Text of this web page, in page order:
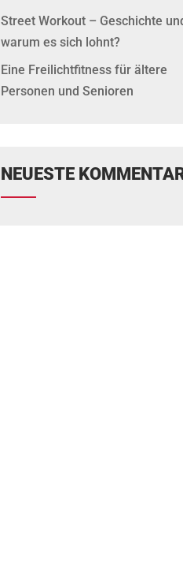
Street Workout – Geschichte
warum es sich lohnt?
Eine Freilichtfitness für ältere
Personen und Senioren
NEUESTE